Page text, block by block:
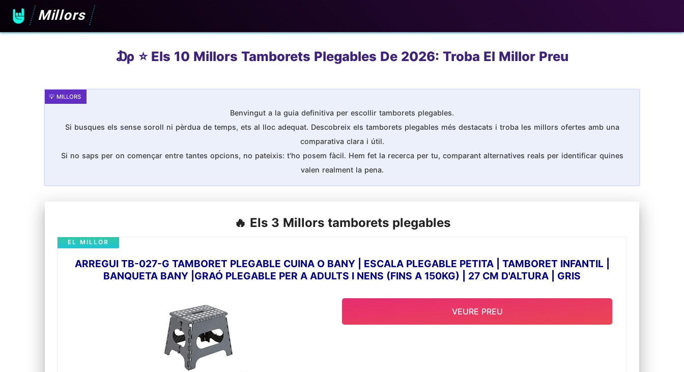
Millors
₯ ⭐️ Els 10 Millors Tamborets Plegables De 2026: Troba El Millor Preu
Benvingut a la guia definitiva per escollir tamborets plegables.
Si busques els sense soroll ni pèrdua de temps, ets al lloc adequat. Descobreix els tamborets plegables més destacats i troba les millors ofertes amb una
comparativa clara i útil.
Si no saps per on començar entre tantes opcions, no pateixis: t'ho posem fàcil. Hem fet la recerca per tu, comparant alternatives reals per identificar quines
valen realment la pena.
🔥 Els 3 Millors tamborets plegables
ARREGUI TB-027-G TAMBORET PLEGABLE CUINA O BANY | ESCALA PLEGABLE PETITA | TAMBORET INFANTIL |
BANQUETA BANY |GRAÓ PLEGABLE PER A ADULTS I NENS (FINS A 150KG) | 27 CM D'ALTURA | GRIS
EL MILLOR
VEURE PREU